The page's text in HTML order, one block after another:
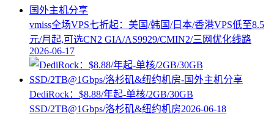
vmiss全场VPS七折起：美国/韩国/日本/香港VPS低至8.5
元/月起,可选CN2 GIA/AS9929/CMIN2/三网优化线路
2026-06-17
DediRock：$8.88/年起-单核/2GB/30GB
SSD/2TB@1Gbps/洛杉矶&纽约机房2026-06-18